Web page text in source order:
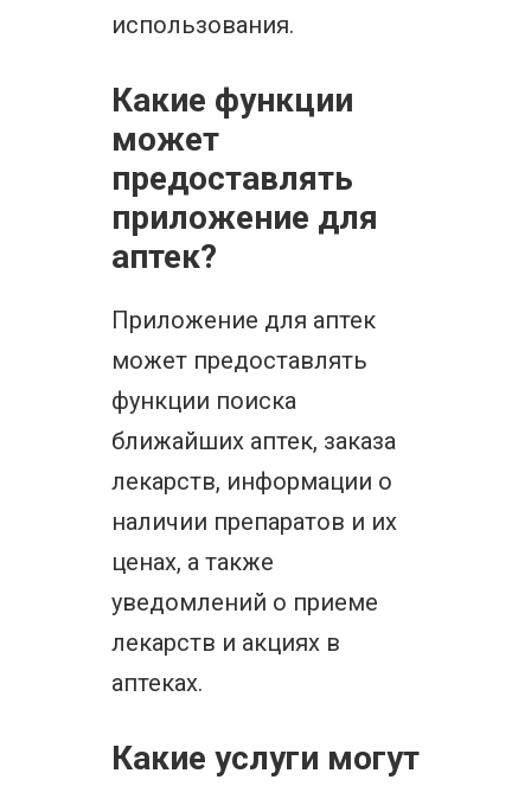
использования.
Какие функции
может
предоставлять
приложение для
аптек?
Приложение для аптек
может предоставлять
функции поиска
ближайших аптек, заказа
лекарств, информации о
наличии препаратов и их
ценах, а также
уведомлений о приеме
лекарств и акциях в
аптеках.
Какие услуги могут